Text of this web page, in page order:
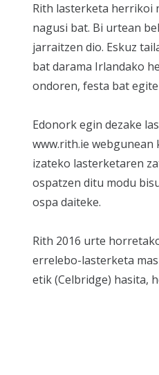
Rith lasterketa herrikoi
nagusi bat. Bi urtean
jarraitzen dio. Eskuz
bat darama Irlandako
ondoren, festa bat
Edonork egin dezake
www.rith.ie
izateko lasterketaren
ospatzen ditu modu
ospa daiteke.
Rith 2016 urte
errelebo-lasterketa
etik (Celbridge) hasita,